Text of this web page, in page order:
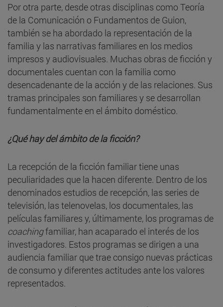
Por otra parte, desde otras disciplinas como Teoría
de la Comunicación o Fundamentos de Guion,
también se ha abordado la representación de la
familia y las narrativas familiares en los medios
impresos y audiovisuales. Muchas obras de ficción y
documentales cuentan con la familia como
desencadenante de la acción y de las relaciones. Sus
tramas principales son familiares y se desarrollan
fundamentalmente en el ámbito doméstico.
¿Qué hay del ámbito de la ficción?
La recepción de la ficción familiar tiene unas
peculiaridades que la hacen diferente. Dentro de los
denominados estudios de recepción, las series de
televisión, las telenovelas, los documentales, las
películas familiares y, últimamente, los programas de
coachingfamiliar, han acaparado el interés de los
investigadores. Estos programas se dirigen a una
audiencia familiar que trae consigo nuevas prácticas
de consumo y diferentes actitudes ante los valores
representados.